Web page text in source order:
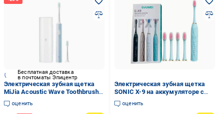
Бесплатная доставка
в почтоматы Эпицентр
Электрическая зубная щетка
MiJia Acoustic Wave Toothbrush
T200С MES606 Blue (26760875)
оценить
Электрическая зубная щетка
SONIC X-9 на аккумуляторе с
сменными насадками от USB
Голубой (2433)
оценить